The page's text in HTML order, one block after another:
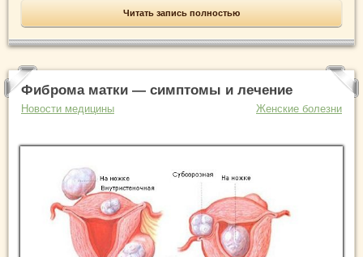
Читать запись полностью
Фиброма матки — симптомы и лечение
Новости медицины Женские болезни